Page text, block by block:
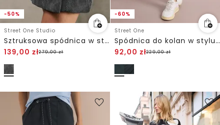
-50%
Street One Studio
Sztruksowa spódnica w stylu kopertowym
139,00 zł279,00zł
-60%
Street One
Spódnica do kolan w stylu kopertowym
92,00 zł229,00zł